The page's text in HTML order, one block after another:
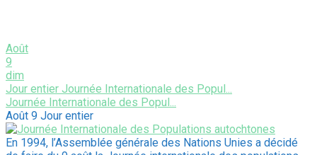
Août
9
dim
Jour entier Journée Internationale des Popul...
Journée Internationale des Popul...
Août 9 Jour entier
En 1994, l’Assemblée générale des Nations Unies a décidé